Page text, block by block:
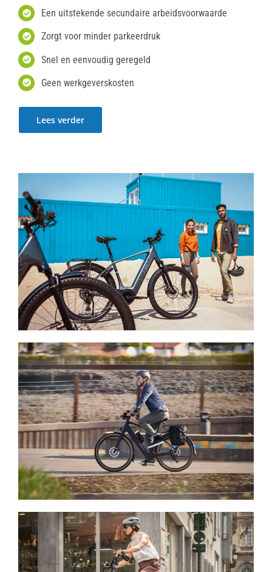
Een uitstekende secundaire arbeidsvoorwaarde
Zorgt voor minder parkeerdruk
Snel en eenvoudig geregeld
Geen werkgeverskosten
Lees verder